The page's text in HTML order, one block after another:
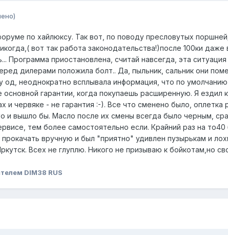
по хайлюксу. Так вот, по поводу пресловутых
вот так работа законодательства!)после 100ки
Программа приостановлена, считай навсегда, эта
дилерами положила болт.. Да, пыльник, сальник они
неоднократно всплывала информация, что по
гарантии, когда покупаешь расширенную. Я ездил
и червяке - не гарантия :-). Все что сменено было,
и вышло бы. Масло после их смены всегда было черным,
тем более самостоятельно если. Крайний раз на
вручную и был "приятно" удивлен пузырькам и
Всех не глуплю. Никого не призываю к бойкотам,но
DIM38 RUS